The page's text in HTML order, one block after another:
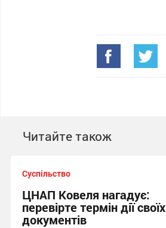
Читайте також
Суспільство
ЦНАП Ковеля нагадує:
перевірте термін дії своїх
документів